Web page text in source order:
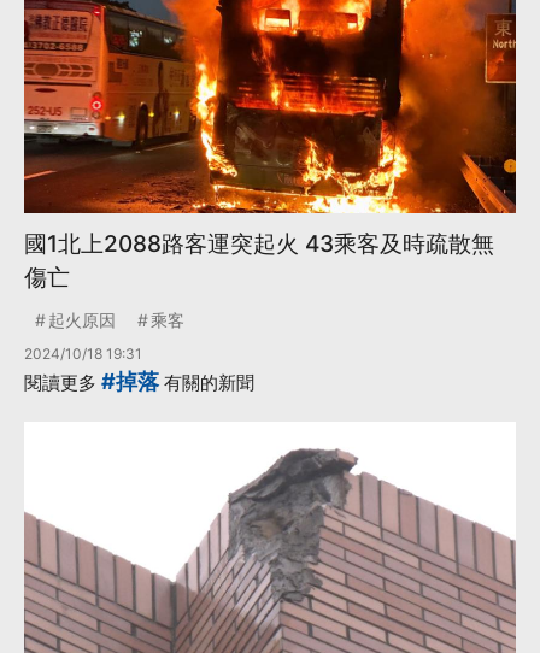
國1北上2088路客運突起火 43乘客及時疏散無
傷亡
起火原因 乘客
2024/10/18 19:31
閱讀更多 #掉落有關的新聞